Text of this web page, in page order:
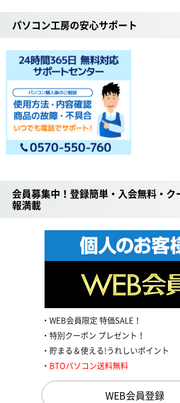
パソコン工房の安心サポート
会員募集中！登録簡単・入会無料・ク
報満載
WEB会員限定 特価SALE！
特別クーポン プレゼント！
貯まる＆使える!うれしいポイント
BTOパソコン送料無料
WEB会員登録